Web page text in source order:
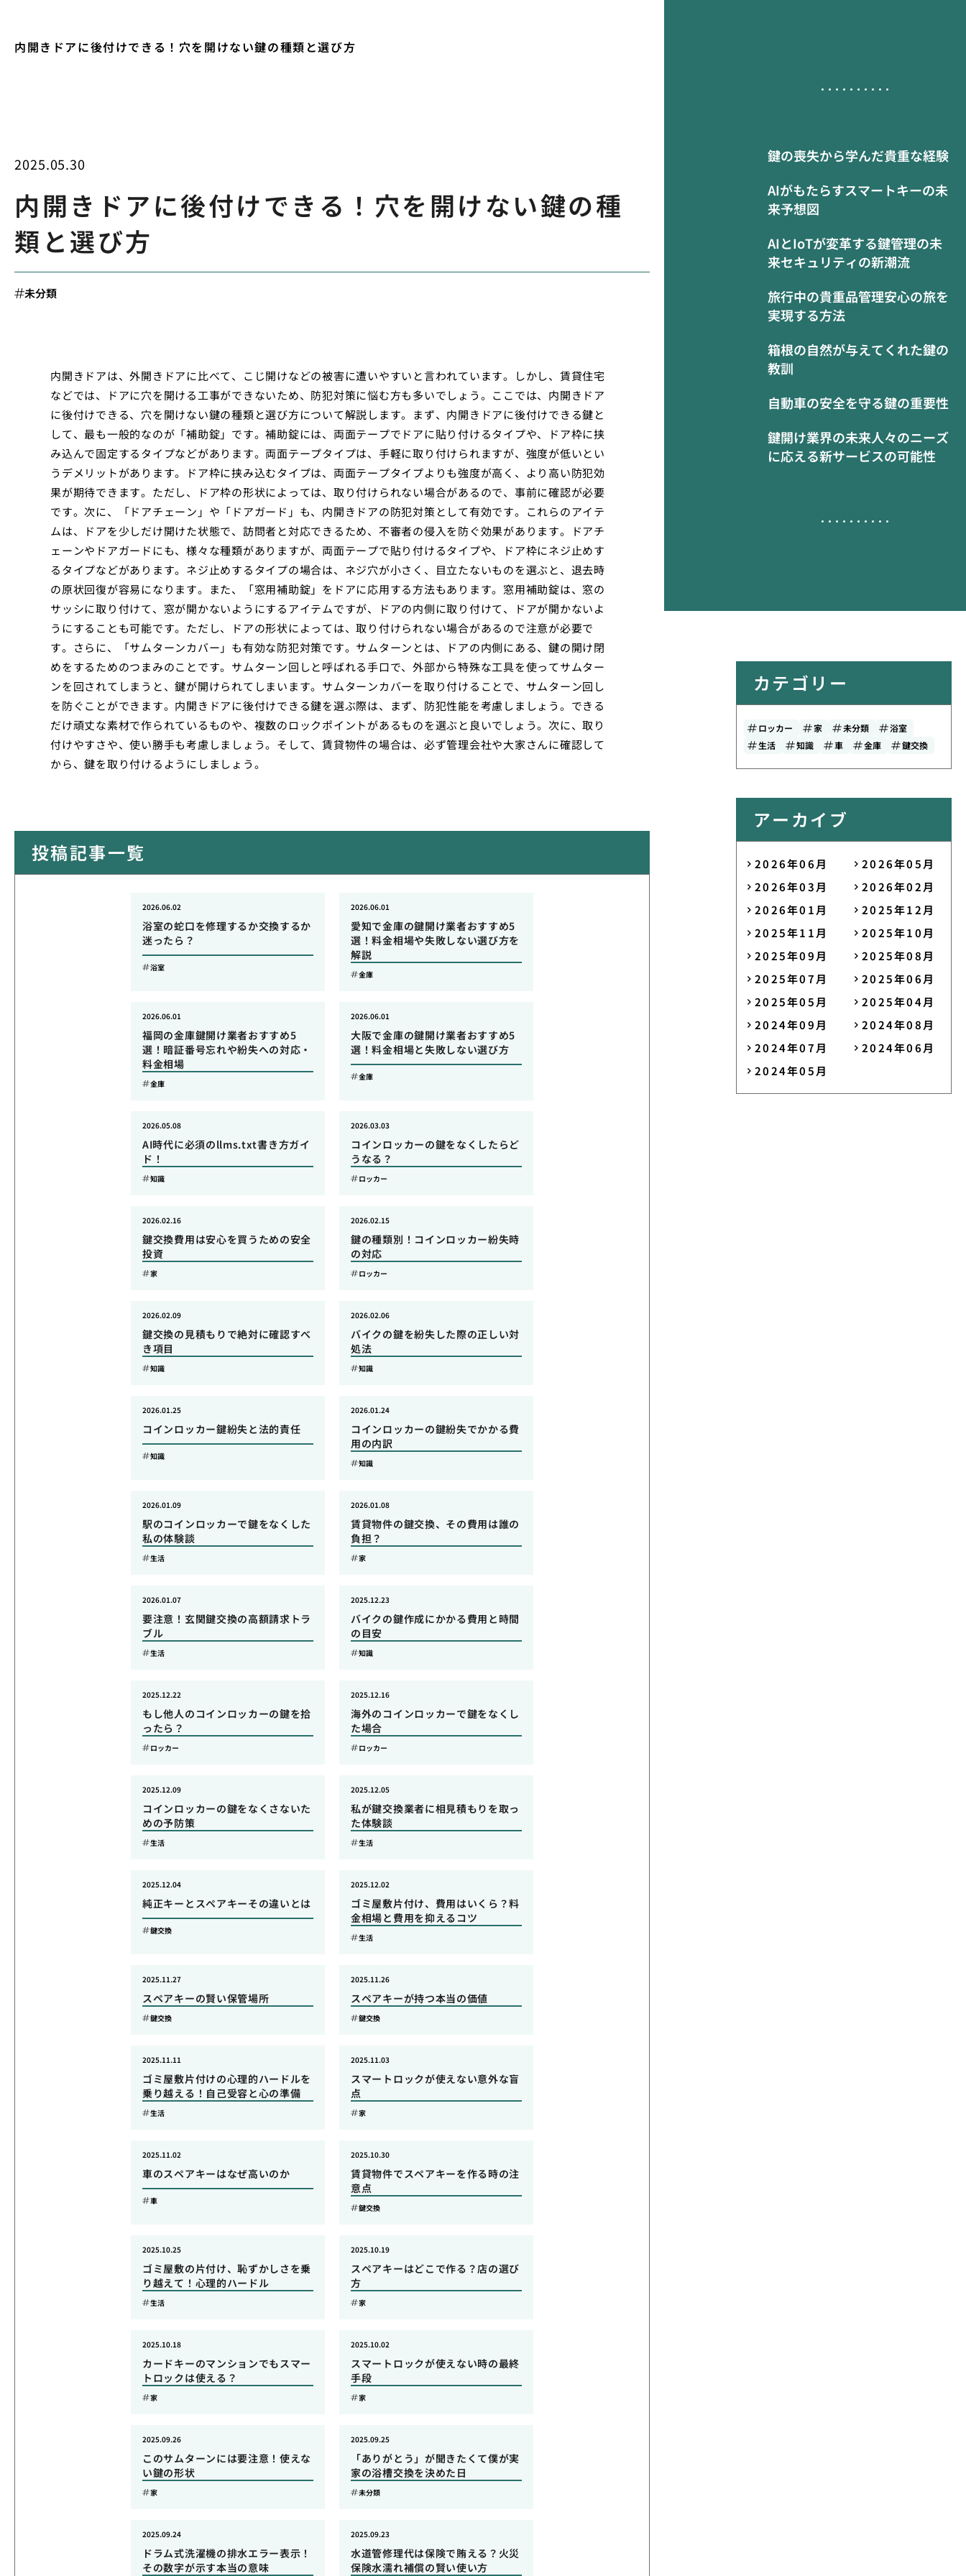
内開きドアに後付けできる！穴を開けない鍵の種類と選び方
鍵の喪失から学んだ貴重な経験
AIがもたらすスマートキーの未
来予想図
AIとIoTが変革する鍵管理の未
来セキュリティの新潮流
旅行中の貴重品管理安心の旅を
実現する方法
箱根の自然が与えてくれた鍵の
教訓
自動車の安全を守る鍵の重要性
鍵開け業界の未来人々のニーズ
に応える新サービスの可能性
2025.05.30
内開きドアに後付けできる！穴を開けない鍵の種
類と選び方
未分類
内開きドアは、外開きドアに比べて、こじ開けなどの被害に遭いやすいと言われています。しかし、賃貸住宅
などでは、ドアに穴を開ける工事ができないため、防犯対策に悩む方も多いでしょう。ここでは、内開きドア
に後付けできる、穴を開けない鍵の種類と選び方について解説します。まず、内開きドアに後付けできる鍵と
して、最も一般的なのが「補助錠」です。補助錠には、両面テープでドアに貼り付けるタイプや、ドア枠に挟
み込んで固定するタイプなどがあります。両面テープタイプは、手軽に取り付けられますが、強度が低いとい
うデメリットがあります。ドア枠に挟み込むタイプは、両面テープタイプよりも強度が高く、より高い防犯効
果が期待できます。ただし、ドア枠の形状によっては、取り付けられない場合があるので、事前に確認が必要
です。次に、「ドアチェーン」や「ドアガード」も、内開きドアの防犯対策として有効です。これらのアイテ
ムは、ドアを少しだけ開けた状態で、訪問者と対応できるため、不審者の侵入を防ぐ効果があります。ドアチ
ェーンやドアガードにも、様々な種類がありますが、両面テープで貼り付けるタイプや、ドア枠にネジ止めす
るタイプなどがあります。ネジ止めするタイプの場合は、ネジ穴が小さく、目立たないものを選ぶと、退去時
の原状回復が容易になります。また、「窓用補助錠」をドアに応用する方法もあります。窓用補助錠は、窓の
サッシに取り付けて、窓が開かないようにするアイテムですが、ドアの内側に取り付けて、ドアが開かないよ
うにすることも可能です。ただし、ドアの形状によっては、取り付けられない場合があるので注意が必要で
す。さらに、「サムターンカバー」も有効な防犯対策です。サムターンとは、ドアの内側にある、鍵の開け閉
めをするためのつまみのことです。サムターン回しと呼ばれる手口で、外部から特殊な工具を使ってサムター
ンを回されてしまうと、鍵が開けられてしまいます。サムターンカバーを取り付けることで、サムターン回し
を防ぐことができます。内開きドアに後付けできる鍵を選ぶ際は、まず、防犯性能を考慮しましょう。できる
だけ頑丈な素材で作られているものや、複数のロックポイントがあるものを選ぶと良いでしょう。次に、取り
付けやすさや、使い勝手も考慮しましょう。そして、賃貸物件の場合は、必ず管理会社や大家さんに確認して
から、鍵を取り付けるようにしましょう。
投稿記事一覧
浴室の蛇口を修理するか交換するか
迷ったら？
2026.06.02
浴室
愛知で金庫の鍵開け業者おすすめ5
選！料金相場や失敗しない選び方を
解説
2026.06.01
金庫
福岡の金庫鍵開け業者おすすめ5
選！暗証番号忘れや紛失への対応・
料金相場
2026.06.01
金庫
大阪で金庫の鍵開け業者おすすめ5
選！料金相場と失敗しない選び方
2026.06.01
金庫
AI時代に必須のllms.txt書き方ガイ
ド！
2026.05.08
知識
コインロッカーの鍵をなくしたらど
うなる？
2026.03.03
ロッカー
鍵交換費用は安心を買うための安全
投資
2026.02.16
家
鍵の種類別！コインロッカー紛失時
の対応
2026.02.15
ロッカー
鍵交換の見積もりで絶対に確認すべ
き項目
2026.02.09
知識
バイクの鍵を紛失した際の正しい対
処法
2026.02.06
知識
コインロッカー鍵紛失と法的責任
2026.01.25
知識
コインロッカーの鍵紛失でかかる費
用の内訳
2026.01.24
知識
駅のコインロッカーで鍵をなくした
私の体験談
2026.01.09
生活
賃貸物件の鍵交換、その費用は誰の
負担？
2026.01.08
家
要注意！玄関鍵交換の高額請求トラ
ブル
2026.01.07
生活
バイクの鍵作成にかかる費用と時間
の目安
2025.12.23
知識
もし他人のコインロッカーの鍵を拾
ったら？
2025.12.22
ロッカー
海外のコインロッカーで鍵をなくし
た場合
2025.12.16
ロッカー
コインロッカーの鍵をなくさないた
めの予防策
2025.12.09
生活
私が鍵交換業者に相見積もりを取っ
た体験談
2025.12.05
生活
純正キーとスペアキーその違いとは
2025.12.04
鍵交換
ゴミ屋敷片付け、費用はいくら？料
金相場と費用を抑えるコツ
2025.12.02
生活
スペアキーの賢い保管場所
2025.11.27
鍵交換
スペアキーが持つ本当の価値
2025.11.26
鍵交換
ゴミ屋敷片付けの心理的ハードルを
乗り越える！自己受容と心の準備
2025.11.11
生活
スマートロックが使えない意外な盲
点
2025.11.03
家
車のスペアキーはなぜ高いのか
2025.11.02
車
賃貸物件でスペアキーを作る時の注
意点
2025.10.30
鍵交換
ゴミ屋敷の片付け、恥ずかしさを乗
り越えて！心理的ハードル
2025.10.25
生活
スペアキーはどこで作る？店の選び
方
2025.10.19
家
カードキーのマンションでもスマー
トロックは使える？
2025.10.18
家
スマートロックが使えない時の最終
手段
2025.10.02
家
このサムターンには要注意！使えな
い鍵の形状
2025.09.26
家
「ありがとう」が聞きたくて僕が実
家の浴槽交換を決めた日
2025.09.25
未分類
ドラム式洗濯機の排水エラー表示！
その数字が示す本当の意味
2025.09.24
水道管修理代は保険で賄える？火災
保険水濡れ補償の賢い使い方
2025.09.23
カテゴリー
ロッカー 家 未分類
浴室
生活
知識 車 金庫 鍵交換
アーカイブ
2026年06月
2026年05月
2026年03月
2026年02月
2026年01月
2025年12月
2025年11月
2025年10月
2025年09月
2025年08月
2025年07月
2025年06月
2025年05月
2025年04月
2024年09月
2024年08月
2024年07月
2024年06月
2024年05月